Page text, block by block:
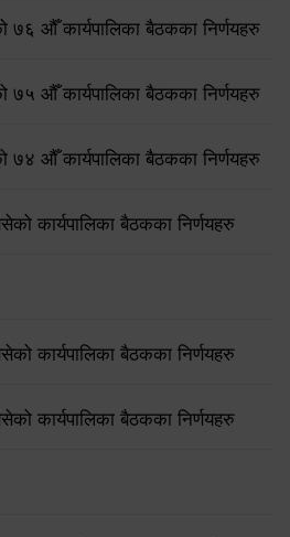
औँ कार्यपालिका बैठकका निर्णयहरु
औँ कार्यपालिका बैठकका निर्णयहरु
औँ कार्यपालिका बैठकका निर्णयहरु
कार्यपालिका बैठकका निर्णयहरु
कार्यपालिका बैठकका निर्णयहरु
कार्यपालिका बैठकका निर्णयहरु